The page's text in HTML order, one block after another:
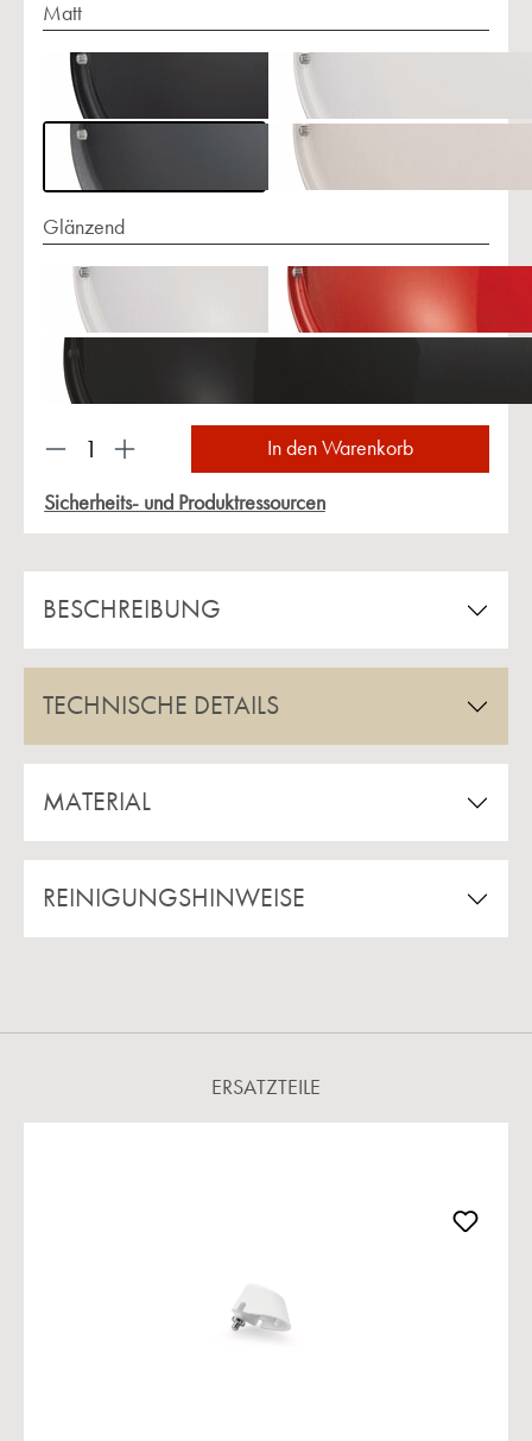
Matt
Glänzend
Produkt Anzahl: Gib den gewünschten Wert
In den Warenkorb
Sicherheits- und Produktressourcen
BESCHREIBUNG
TECHNISCHE DETAILS
MATERIAL
REINIGUNGSHINWEISE
ERSATZTEILE